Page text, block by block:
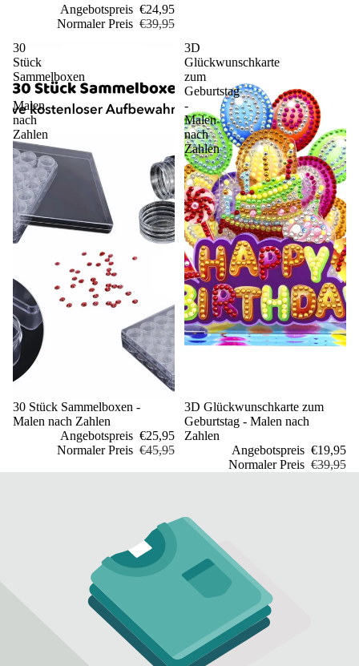
Angebotspreis €24,95
Normaler Preis €39,95
30
Stück
Sammelboxen
-
Malen
nach
Zahlen
Sale
30 Stück Sammelboxen -
Malen nach Zahlen
Angebotspreis €25,95
Normaler Preis €45,95
3D
Glückwunschkarte
zum
Geburtstag
-
Malen
nach
Zahlen
Sale
3D Glückwunschkarte zum
Geburtstag - Malen nach
Zahlen
Angebotspreis €19,95
Normaler Preis €39,95